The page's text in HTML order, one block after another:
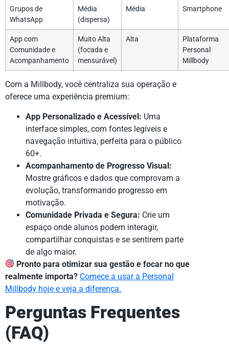
Grupos de
WhatsApp
Média
(dispersa)
Média Smartphone
App com
Comunidade e
Acompanhamento
Muito Alta
(focada e
mensurável)
Alta
Plataforma
Personal
Millbody
Com a Millbody, você centraliza sua operação e
oferece uma experiência premium:
App Personalizado e Acessível: Uma
interface simples, com fontes legíveis e
navegação intuitiva, perfeita para o público
60+.
Acompanhamento de Progresso Visual:
Mostre gráficos e dados que comprovam a
evolução, transformando progresso em
motivação.
Comunidade Privada e Segura: Crie um
espaço onde alunos podem interagir,
compartilhar conquistas e se sentirem parte
de algo maior.
Pronto para otimizar sua gestão e focar no que
realmente importa? Comece a usar a Personal
Millbody hoje e veja a diferença.
Perguntas Frequentes
(FAQ)